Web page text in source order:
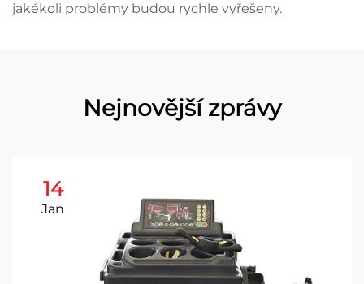
jakékoli problémy budou rychle vyřešeny.
Nejnovější zprávy
14
Jan